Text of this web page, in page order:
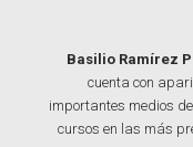
Basilio Ramírez
cuenta con
importantes medios
cursos en las más